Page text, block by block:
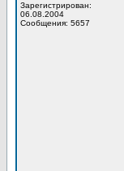
Зарегистрирован:
06.08.2004
Сообщения: 5657